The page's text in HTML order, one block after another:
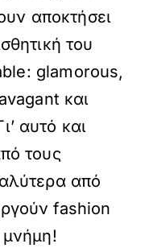
αποκτήσει
του
glamorous,
και
αυτό και
τους
από
fashion
μνήμη!